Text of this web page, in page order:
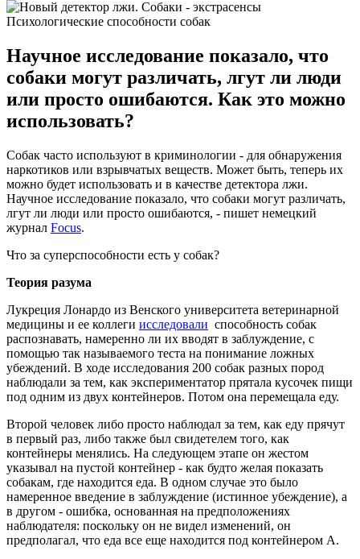
Психологические способности собак
Научное исследование показало, что
собаки могут различать, лгут ли люди
или просто ошибаются. Как это можно
использовать?
Собак часто используют в криминологии - для обнаружения
наркотиков или взрывчатых веществ. Может быть, теперь их
можно будет использовать и в качестве детектора лжи.
Научное исследование показало, что собаки могут различать,
лгут ли люди или просто ошибаются, - пишет немецкий
журнал Focus.
Что за суперспособности есть у собак?
Теория разума
Лукреция Лонардо из Венского университета ветеринарной
медицины и ее коллеги исследовали способность собак
распознавать, намеренно ли их вводят в заблуждение, с
помощью так называемого теста на понимание ложных
убеждений. В ходе исследования 200 собак разных пород
наблюдали за тем, как экспериментатор прятала кусочек пищи
под одним из двух контейнеров. Потом она перемещала еду.
Второй человек либо просто наблюдал за тем, как еду прячут
в первый раз, либо также был свидетелем того, как
контейнеры менялись. На следующем этапе он жестом
указывал на пустой контейнер - как будто желая показать
собакам, где находится еда. В одном случае это было
намеренное введение в заблуждение (истинное убеждение), а
в другом - ошибка, основанная на предположениях
наблюдателя: поскольку он не видел изменений, он
предполагал, что еда все еще находится под контейнером А.